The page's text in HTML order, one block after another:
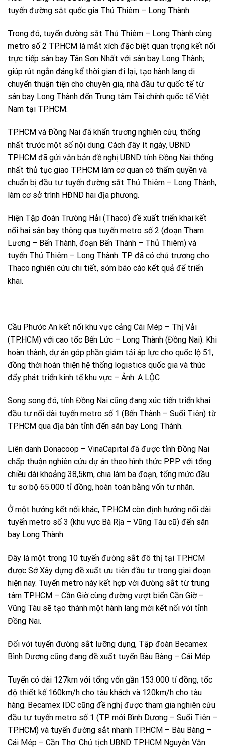
tuyến đường sắt quốc gia Thủ Thiêm – Long Thành.
Trong đó, tuyến đường sắt Thủ Thiêm – Long Thành cùng
metro số 2 TP.HCM là mắt xích đặc biệt quan trọng kết nối
trực tiếp sân bay Tân Sơn Nhất với sân bay Long Thành;
giúp rút ngắn đáng kể thời gian đi lại, tạo hành lang di
chuyển thuận tiện cho chuyên gia, nhà đầu tư quốc tế từ
sân bay Long Thành đến Trung tâm Tài chính quốc tế Việt
Nam tại TP.HCM.
TP.HCM và Đồng Nai đã khẩn trương nghiên cứu, thống
nhất trước một số nội dung. Cách đây ít ngày, UBND
TP.HCM đã gửi văn bản đề nghị UBND tỉnh Đồng Nai thống
nhất thủ tục giao TP.HCM làm cơ quan có thẩm quyền và
chuẩn bị đầu tư tuyến đường sắt Thủ Thiêm – Long Thành,
làm cơ sở trình HĐND hai địa phương.
Hiện Tập đoàn Trường Hải (Thaco) đề xuất triển khai kết
nối hai sân bay thông qua tuyến metro số 2 (đoạn Tham
Lương – Bến Thành, đoạn Bến Thành – Thủ Thiêm) và
tuyến Thủ Thiêm – Long Thành. TP đã có chủ trương cho
Thaco nghiên cứu chi tiết, sớm báo cáo kết quả để triển
khai.
Cầu Phước An kết nối khu vực cảng Cái Mép – Thị Vải
(TP.HCM) với cao tốc Bến Lức – Long Thành (Đồng Nai). Khi
hoàn thành, dự án góp phần giảm tải áp lực cho quốc lộ 51,
đồng thời hoàn thiện hệ thống logistics quốc gia và thúc
đẩy phát triển kinh tế khu vực – Ảnh: A LỘC
Song song đó, tỉnh Đồng Nai cũng đang xúc tiến triển khai
đầu tư nối dài tuyến metro số 1 (Bến Thành – Suối Tiên) từ
TP.HCM qua địa bàn tỉnh đến sân bay Long Thành.
Liên danh Donacoop – VinaCapital đã được tỉnh Đồng Nai
chấp thuận nghiên cứu dự án theo hình thức PPP với tổng
chiều dài khoảng 38,5km, chia làm ba đoạn, tổng mức đầu
tư sơ bộ 65.000 tỉ đồng, hoàn toàn bằng vốn tư nhân.
Ở một hướng kết nối khác, TP.HCM còn định hướng nối dài
tuyến metro số 3 (khu vực Bà Rịa – Vũng Tàu cũ) đến sân
bay Long Thành.
Đây là một trong 10 tuyến đường sắt đô thị tại TP.HCM
được Sở Xây dựng đề xuất ưu tiên đầu tư trong giai đoạn
hiện nay. Tuyến metro này kết hợp với đường sắt từ trung
tâm TP.HCM – Cần Giờ cùng đường vượt biển Cần Giờ –
Vũng Tàu sẽ tạo thành một hành lang mới kết nối với tỉnh
Đồng Nai.
Đối với tuyến đường sắt lưỡng dụng, Tập đoàn Becamex
Bình Dương cũng đang đề xuất tuyến Bàu Bàng – Cái Mép.
Tuyến có dài 127km với tổng vốn gần 153.000 tỉ đồng, tốc
độ thiết kế 160km/h cho tàu khách và 120km/h cho tàu
hàng. Becamex IDC cũng đề nghị được tham gia nghiên cứu
đầu tư tuyến metro số 1 (TP mới Bình Dương – Suối Tiên –
TP.HCM) và tuyến đường sắt nhanh TP.HCM – Bàu Bàng –
Cái Mép – Cần Thơ. Chủ tịch UBND TP.HCM Nguyễn Văn